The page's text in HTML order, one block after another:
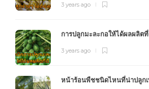
3 years ago
การปลูกมะละกอให้ได้ผลผลิต
3 years ago
หน้าร้อนพืชชนิดไหนที่น่าปลูกเ